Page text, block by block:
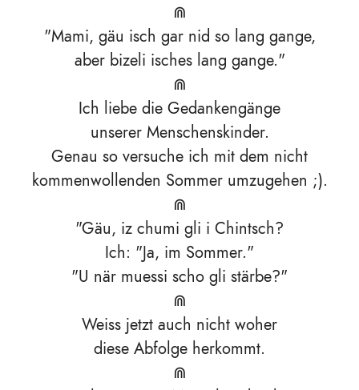
⋒
"Mami, gäu isch gar nid so lang gange,
aber bizeli isches lang gange."
⋒
Ich liebe die Gedankengänge
unserer Menschenskinder.
Genau so versuche ich mit dem nicht
kommenwollenden Sommer umzugehen ;).
⋒
"Gäu, iz chumi gli i Chintsch?
Ich: "Ja, im Sommer."
"U när muessi scho gli stärbe?"
⋒
Weiss jetzt auch nicht woher
diese Abfolge herkommt.
⋒